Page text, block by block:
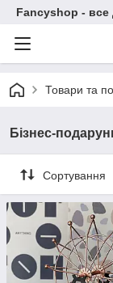
Fancyshop - все
Товари та
Бізнес-
Сортування